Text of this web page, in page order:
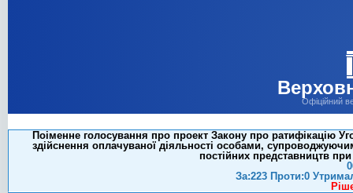
Офіційний
Поіменне голосування про проект Закону про ратифікацію
здійснення оплачуваної діяльності особами,
постійних представництв
За:223 Проти:0